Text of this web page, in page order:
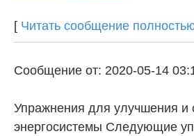
[ Читать сообщение
Сообщение от: 2020-05-14
Упражнения для улучшения и
энергосистемы Следующие